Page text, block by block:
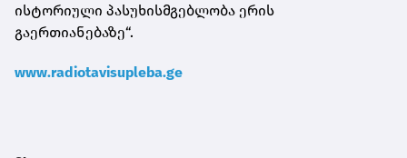
ისტორიული პასუხისმგებლობა ერის
გაერთიანებაზე“.
www.radiotavisupleba.ge